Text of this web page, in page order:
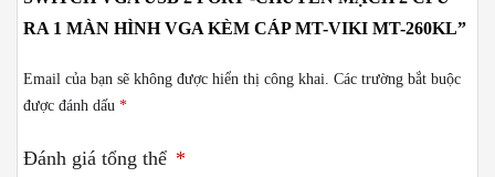
RA 1 MÀN HÌNH VGA KÈM CÁP MT-VIKI MT-260KL”
Email của bạn sẽ không được hiển thị công khai. Các trường bắt buộc
được đánh dấu *
Đánh giá tổng thể *